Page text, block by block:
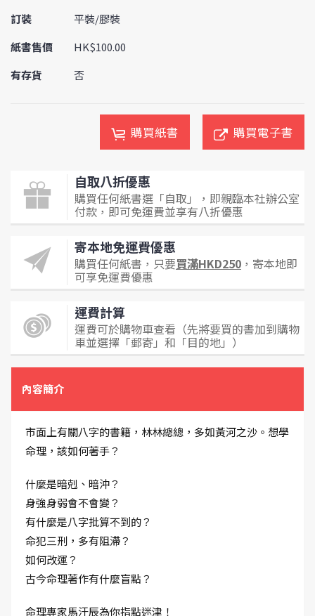
訂裝
平裝/膠裝
紙書售價
HK$100.00
有存貨
否
購買紙書 購買電子書
自取八折優惠
購買任何紙書選「自取」，即親臨本社辦公室
付款，即可免運費並享有八折優惠
寄本地免運費優惠
購買任何紙書，只要買滿HKD250 ，寄本地即
可享免運費優惠
運費計算
運費可於購物車查看（先將要買的書加到購物
車並選擇「郵寄」和「目的地」）
內容簡介
市面上有關八字的書籍，林林總總，多如黃河之沙。想學
命理，該如何著手？
什麼是暗剋、暗沖？
身強身弱會不會變？
有什麼是八字批算不到的？
命犯三刑，多有阻滯？
如何改運？
古今命理著作有什麼盲點？
命理專家馬汗辰為你指點迷津！